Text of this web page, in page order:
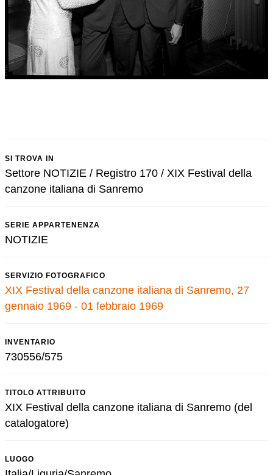
SI TROVA IN
Settore NOTIZIE / Registro 170 / XIX Festival della
canzone italiana di Sanremo
SERIE APPARTENENZA
NOTIZIE
SERVIZIO FOTOGRAFICO
XIX Festival della canzone italiana di Sanremo, 27
gennaio 1969 - 01 febbraio 1969
INVENTARIO
730556/575
TITOLO ATTRIBUITO
XIX Festival della canzone italiana di Sanremo (del
catalogatore)
LUOGO